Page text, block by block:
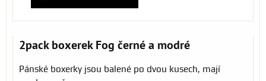
2pack boxerek Fog černé a modré
Pánské boxerky jsou balené po dvou kusech, mají